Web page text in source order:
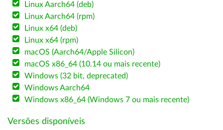
Linux Aarch64 (deb)
Linux Aarch64 (rpm)
Linux x64 (deb)
Linux x64 (rpm)
macOS (Aarch64/Apple Silicon)
macOS x86_64 (10.14 ou mais recente)
Windows (32 bit, deprecated)
Windows Aarch64
Windows x86_64 (Windows 7 ou mais recente)
Versões disponíveis